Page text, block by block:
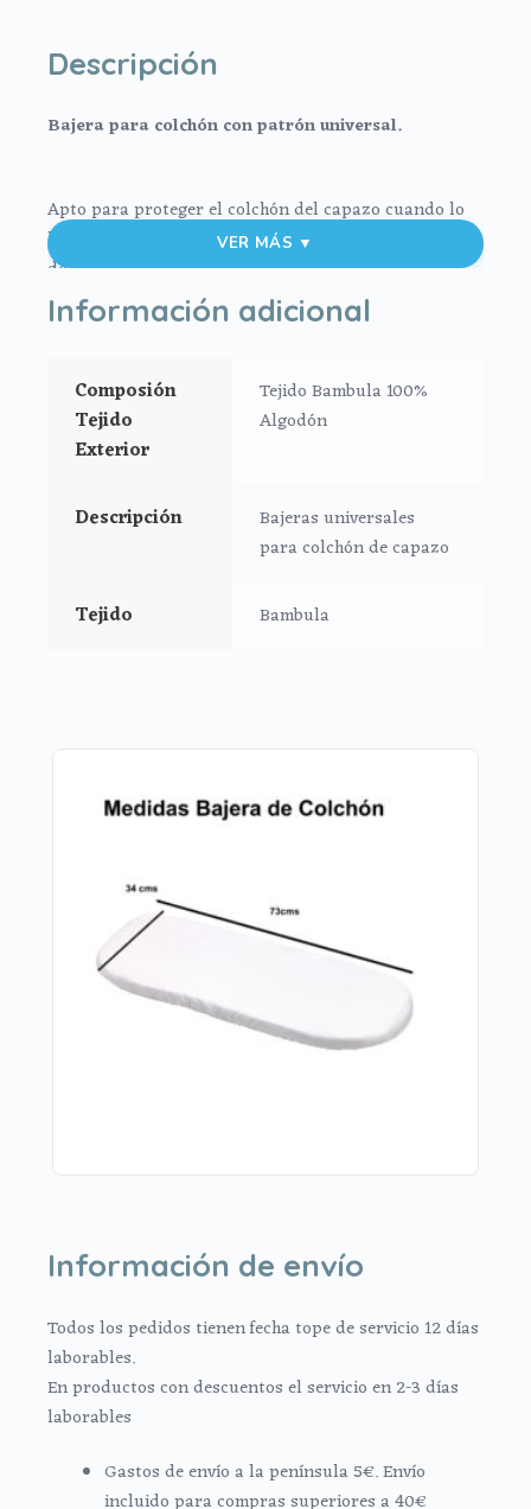
Descripción
Bajera para colchón con patrón universal.
Apto para proteger el colchón del capazo cuando lo
llevas encima del interior, 0 cuando no llevas interior
de capazo.
En tejido de algodón bambula.
Se ajusta al colchón mediante goma.
Medidas máximo 80x38cm
VER MÁS ▼
Información adicional
Composión
Tejido
Exterior
Tejido Bambula 100%
Algodón
Descripción
Bajeras universales
para colchón de capazo
Tejido Bambula
Información de envío
Todos los pedidos tienen fecha tope de servicio 12 días
laborables.
En productos con descuentos el servicio en 2-3 días
laborables
Gastos de envío a la península 5€. Envío
incluido para compras superiores a 40€